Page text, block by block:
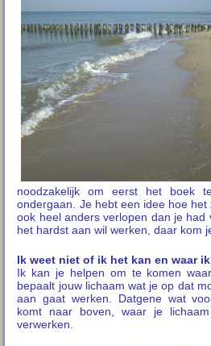
noodzakelijk om eerst het boek
ondergaan. Je hebt een idee hoe
ook heel anders verlopen dan je had
het hardst aan wil werken, daar kom
Ik weet niet of ik het kan en waar
Ik kan je helpen om te komen
bepaalt jouw lichaam wat je op dat
aan gaat werken. Datgene wat
komt naar boven, waar je
verwerken.